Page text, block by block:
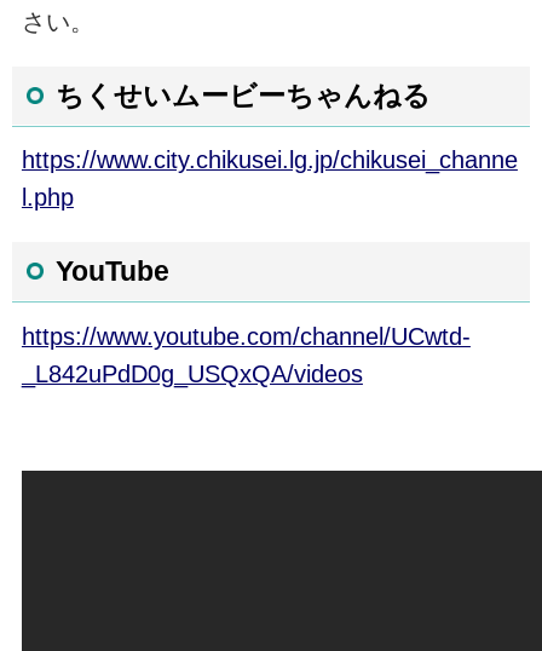
さい。
ちくせいムービーちゃんねる
https://www.city.chikusei.lg.jp/chikusei_channe
l.php
YouTube
https://www.youtube.com/channel/UCwtd-
_L842uPdD0g_USQxQA/videos